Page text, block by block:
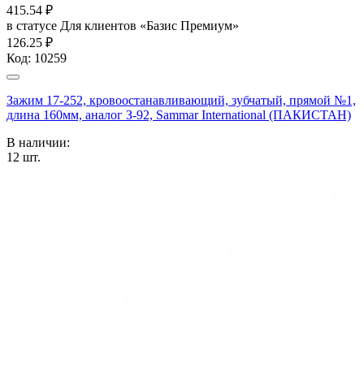
415.54 ₽
в статусе Для клиентов «Базис Премиум»
126.25 ₽
Код: 10259
Зажим 17-252, кровоостанавливающий, зубчатый, прямой №1,
длина 160мм, аналог З-92, Sammar International (ПАКИСТАН)
В наличии:
12 шт.